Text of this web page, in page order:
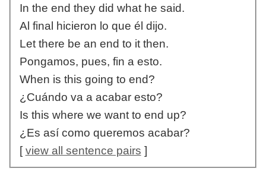
In the end they did what he said.
Al final hicieron lo que él dijo.
Let there be an end to it then.
Pongamos, pues, fin a esto.
When is this going to end?
¿Cuándo va a acabar esto?
Is this where we want to end up?
¿Es así como queremos acabar?
[view all sentence pairs ]